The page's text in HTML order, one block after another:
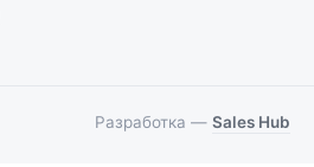
Разработка — Sales Hub